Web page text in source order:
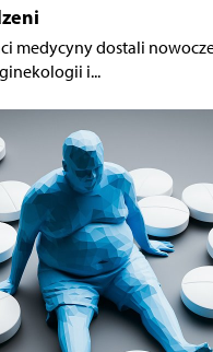
medycyny dostali
i...